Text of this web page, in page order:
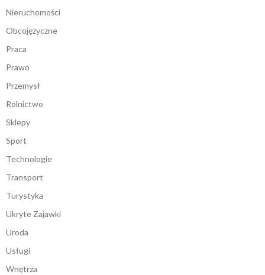
Nieruchomości
Obcojęzyczne
Praca
Prawo
Przemysł
Rolnictwo
Sklepy
Sport
Technologie
Transport
Turystyka
Ukryte Zajawki
Uroda
Usługi
Wnętrza